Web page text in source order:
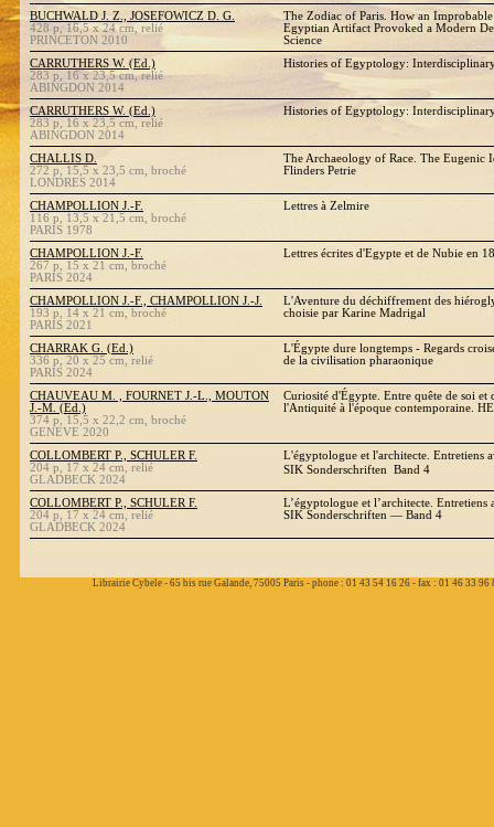
BUCHWALD J. Z., JOSEFOWICZ D. G.
428 p, 16,5 x 24 cm, relié
PRINCETON 2010
The Zodiac of Paris. How an
Egyptian Artifact Provoked a Modern
Science
CARRUTHERS W. (Ed.)
283 p, 16 x 23,5 cm, relié
ABINGDON 2014
Histories of Egyptology:
CARRUTHERS W. (Ed.)
283 p, 16 x 23,5 cm, relié
ABINGDON 2014
Histories of Egyptology:
CHALLIS D.
272 p, 15,5 x 23,5 cm, broché
LONDRES 2014
The Archaeology of Race. The Eugenic
Flinders Petrie
CHAMPOLLION J.-F.
116 p, 13,5 x 21,5 cm, broché
PARIS 1978
Lettres à Zelmire
CHAMPOLLION J.-F.
267 p, 15 x 21 cm, broché
PARIS 2024
Lettres écrites d'Egypte et de Nubie en
CHAMPOLLION J.-F., CHAMPOLLION J.-J.
193 p, 14 x 21 cm, broché
PARIS 2021
L'Aventure du déchiffrement des
choisie par Karine Madrigal
CHARRAK G. (Ed.)
336 p, 20 x 25 cm, relié
PARIS 2024
L'Égypte dure longtemps - Regards
de la civilisation pharaonique
CHAUVEAU M. , FOURNET J.-L., MOUTON
J.-M. (Ed.)
374 p, 15,5 x 22,2 cm, broché
GENEVE 2020
Curiosité d'Égypte. Entre quête de soi et
l'Antiquité à l'époque contemporaine.
COLLOMBERT P., SCHULER F.
204 p, 17 x 24 cm, relié
GLADBECK 2024
L'égyptologue et l'architecte. Entretiens
SIK Sonderschriften  Band 4
COLLOMBERT P., SCHULER F.
204 p, 17 x 24 cm, relié
GLADBECK 2024
L’égyptologue et l’architecte. Entretiens
SIK Sonderschriften — Band 4
Librairie Cybele - 65 bis rue Galande, 75005 Paris - phone : 01 43 54 16 26 - fax : 01 46 33